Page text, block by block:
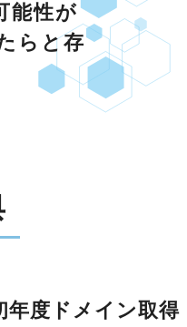
能性が
らと存
年度ドメイン取得